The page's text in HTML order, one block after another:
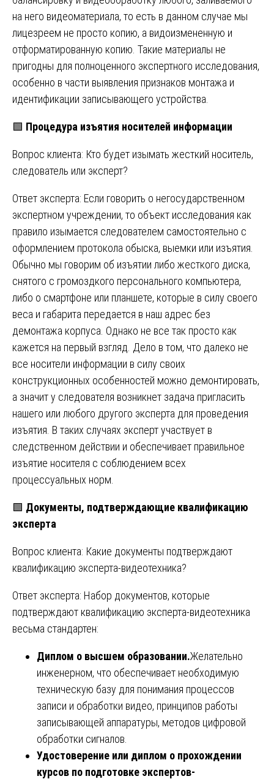
на него видеоматериала, то есть в данном случае мы
лицезреем не просто копию, а видоизмененную и
отформатированную копию. Такие материалы не
пригодны для полноценного экспертного исследования,
особенно в части выявления признаков монтажа и
идентификации записывающего устройства.
🟩 Процедура изъятия носителей информации
Вопрос клиента: Кто будет изымать жесткий носитель,
следователь или эксперт?
Ответ эксперта: Если говорить о негосударственном
экспертном учреждении, то объект исследования как
правило изымается следователем самостоятельно с
оформлением протокола обыска, выемки или изъятия.
Обычно мы говорим об изъятии либо жесткого диска,
снятого с громоздкого персонального компьютера,
либо о смартфоне или планшете, которые в силу своего
веса и габарита передается в наш адрес без
демонтажа корпуса. Однако не все так просто как
кажется на первый взгляд. Дело в том, что далеко не
все носители информации в силу своих
конструкционных особенностей можно демонтировать,
а значит у следователя возникнет задача пригласить
нашего или любого другого эксперта для проведения
изъятия. В таких случаях эксперт участвует в
следственном действии и обеспечивает правильное
изъятие носителя с соблюдением всех
процессуальных норм.
🟩 Документы, подтверждающие квалификацию
эксперта
Вопрос клиента: Какие документы подтверждают
квалификацию эксперта-видеотехника?
Ответ эксперта: Набор документов, которые
подтверждают квалификацию эксперта-видеотехника
весьма стандартен:
Диплом о высшем образовании.Желательно
инженерном, что обеспечивает необходимую
техническую базу для понимания процессов
записи и обработки видео, принципов работы
записывающей аппаратуры, методов цифровой
обработки сигналов.
Удостоверение или диплом о прохождении
курсов по подготовке экспертов-